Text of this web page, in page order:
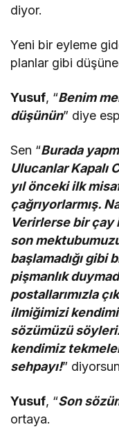
diyor.
Yeni bir eyleme
planlar gibi
Yusuf, “Benim
düşünün” diye
Sen “Burada
Ulucanlar Kapalı
yıl önceki ilk
çağrıyorlarmış.
Verirlerse bir çay
son
başlamadığı gibi
pişmanlık
postallarımızla
ilmiğimizi
sözümüzü
kendimiz
sehpayı!”
Yusuf, “Son
ortaya.